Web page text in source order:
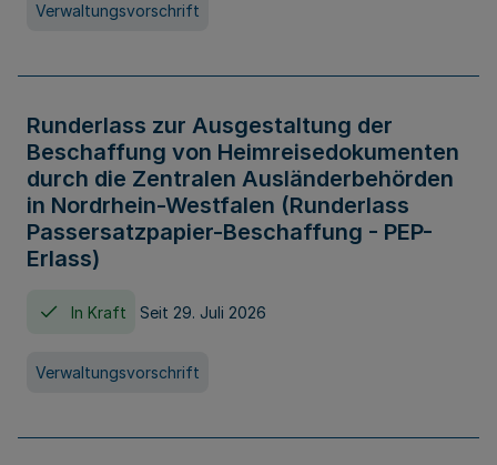
Verwaltungsvorschrift
Runderlass zur Ausgestaltung der
Beschaffung von Heimreisedokumenten
durch die Zentralen Ausländerbehörden
in Nordrhein-Westfalen (Runderlass
Passersatzpapier-Beschaffung - PEP-
Erlass)
In Kraft Seit 29. Juli 2026
Verwaltungsvorschrift